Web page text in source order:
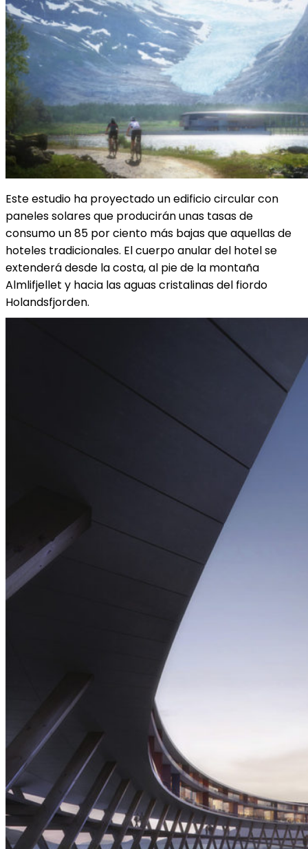
Este estudio ha proyectado un edificio circular con
paneles solares que producirán unas tasas de
consumo un 85 por ciento más bajas que aquellas de
hoteles tradicionales. El cuerpo anular del hotel se
extenderá desde la costa, al pie de la montaña
Almlifjellet y hacia las aguas cristalinas del fiordo
Holandsfjorden.